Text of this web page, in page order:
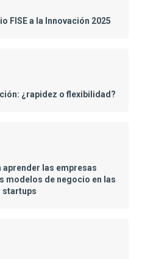
FISE a la Innovación 2025
¿rapidez o flexibilidad?
aprender las empresas
modelos de negocio en las
startups